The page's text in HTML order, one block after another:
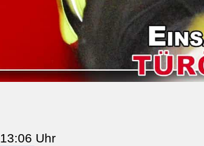
13:06 Uhr